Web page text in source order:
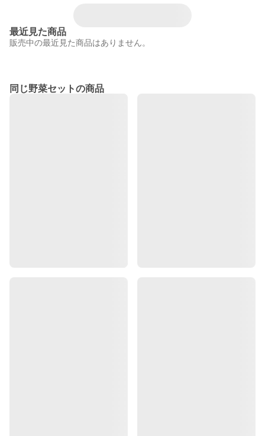
最近見た商品
販売中の最近見た商品はありません。
同じ野菜セットの商品